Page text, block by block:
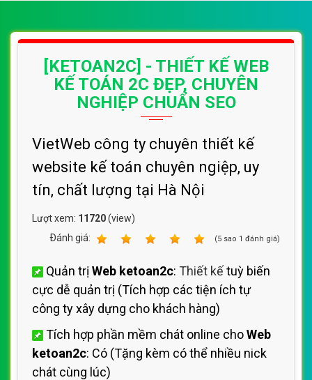
[KETOAN2C] - THIẾT KẾ WEB
KẾ TOÁN 2C ĐẸP, CHUYÊN
NGHIỆP CHUẨN SEO
VietWeb công ty chuyên thiết kế
website kế toán chuyên ngiệp, uy
tín, chất lượng tại Hà Nội
Lượt xem: 11720(view)
Ðánh giá:
(5 sao 1 đánh giá)
Quản trị Web ketoan2c: Thiết kếtuỳ biến
cực dễ quản trị (Tích hợp các tiện ích tự
công ty xây dựng cho khách hàng)
Tích hợp phần mềm chát online choWeb
ketoan2c: Có (Tặng kèm có thể nhiều nick
chát cùng lúc)